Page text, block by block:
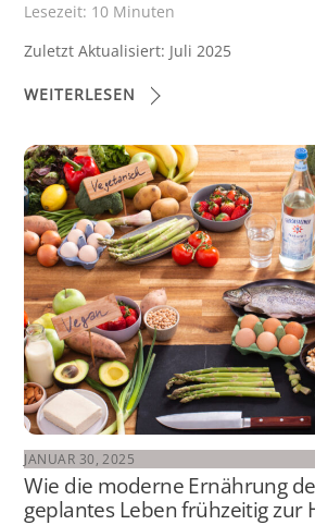
Lesezeit: 10 Minuten
Zuletzt Aktualisiert: Juli 2025
WEITERLESEN
JANUAR 30, 2025
Wie die moderne Ernährung
geplantes Leben frühzeitig zur